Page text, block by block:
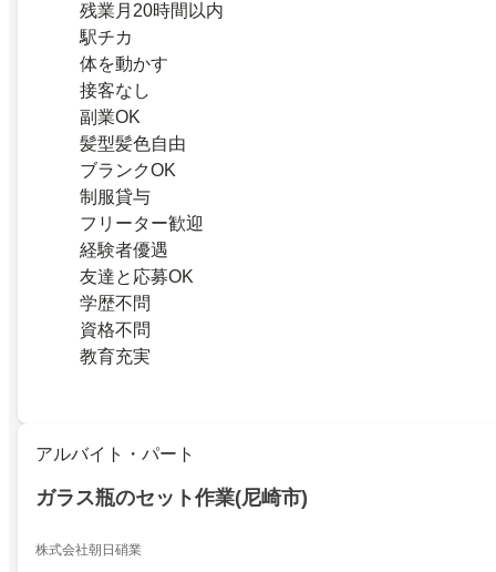
残業月20時間以内
駅チカ
体を動かす
接客なし
副業OK
髪型髪色自由
ブランクOK
制服貸与
フリーター歓迎
経験者優遇
友達と応募OK
学歴不問
資格不問
教育充実
アルバイト・パート
ガラス瓶のセット作業(尼崎市)
株式会社朝日硝業